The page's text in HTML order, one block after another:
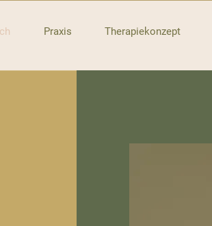
Praxis Therapiekonzept